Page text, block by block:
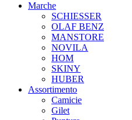
Marche
SCHIESSER
OLAF BENZ
MANSTORE
NOVILA
HOM
SKINY
HUBER
Assortimento
Camicie
Gilet